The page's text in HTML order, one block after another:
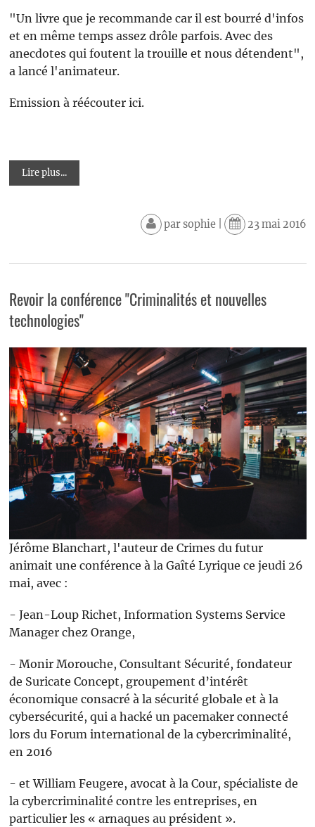
"Un livre que je recommande car il est bourré d'infos
et en même temps assez drôle parfois. Avec des
anecdotes qui foutent la trouille et nous détendent",
a lancé l'animateur.
Emission à réécouter ici.
Lire plus...
parsophie| 23 mai 2016
Revoir la conférence "Criminalités et nouvelles
technologies"
Jérôme Blanchart, l'auteur de Crimes du futur
animait une conférence à la Gaîté Lyrique ce jeudi 26
mai, avec :
- Jean-Loup Richet, Information Systems Service
Manager chez Orange,
- Monir Morouche, Consultant Sécurité, fondateur
de Suricate Concept, groupement d’intérêt
économique consacré à la sécurité globale et à la
cybersécurité, qui a hacké un pacemaker connecté
lors du Forum international de la cybercriminalité,
en 2016
- et William Feugere, avocat à la Cour, spécialiste de
la cybercriminalité contre les entreprises, en
particulier les « arnaques au président ».